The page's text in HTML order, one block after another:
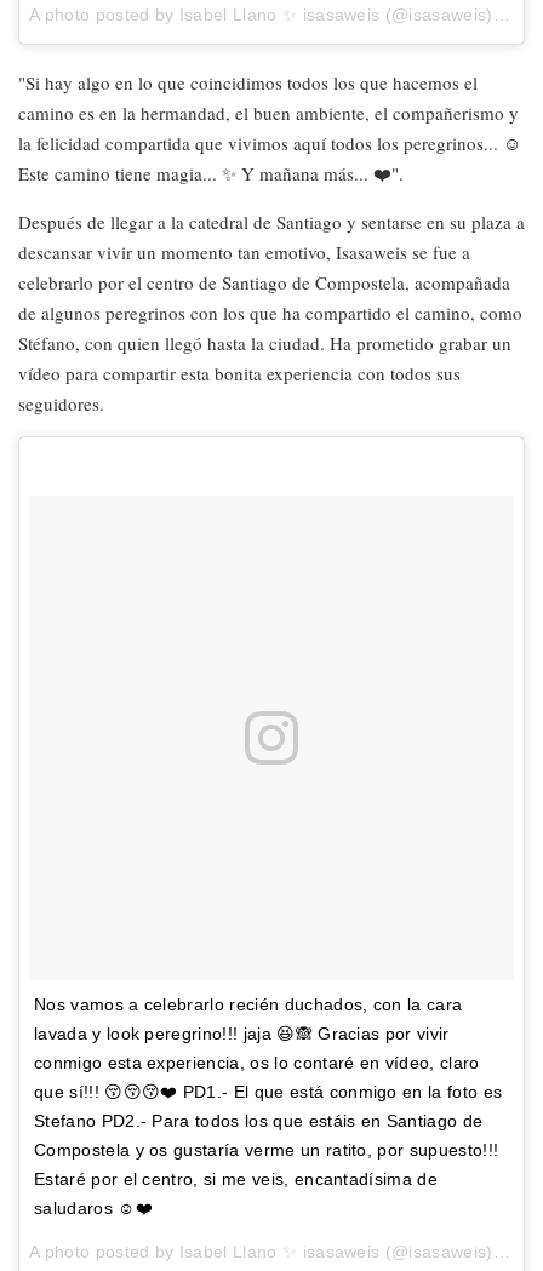
"Si hay algo en lo que coincidimos todos los que hacemos el
camino es en la hermandad, el buen ambiente, el compañerismo y
la felicidad compartida que vivimos aquí todos los peregrinos... ☺️
Este camino tiene magia... ✨ Y mañana más... ❤️".
Después de llegar a la catedral de Santiago y sentarse en su plaza a
descansar vivir un momento tan emotivo, Isasaweis se fue a
celebrarlo por el centro de Santiago de Compostela, acompañada
de algunos peregrinos con los que ha compartido el camino, como
Stéfano, con quien llegó hasta la ciudad. Ha prometido grabar un
vídeo para compartir esta bonita experiencia con todos sus
seguidores.
Nos vamos a celebrarlo recién duchados, con la cara
lavada y look peregrino!!! jaja 😆🙈 Gracias por vivir
conmigo esta experiencia, os lo contaré en vídeo, claro
que sí!!! 😚😚😚❤️ PD1.- El que está conmigo en la foto es
Stefano PD2.- Para todos los que estáis en Santiago de
Compostela y os gustaría verme un ratito, por supuesto!!!
Estaré por el centro, si me veis, encantadísima de
saludaros ☺️❤️